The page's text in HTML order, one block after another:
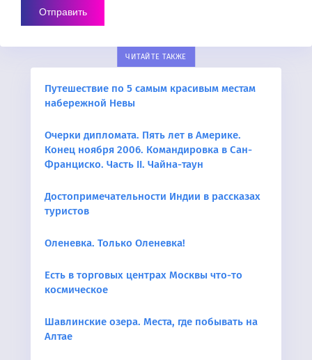
ЧИТАЙТЕ ТАКЖЕ
Путешествие по 5 самым красивым местам
набережной Невы
Очерки дипломата. Пять лет в Америке.
Конец ноября 2006. Командировка в Сан-
Франциско. Часть II. Чайна-таун
Достопримечательности Индии в рассказах
туристов
Оленевка. Только Оленевка!
Есть в торговых центрах Москвы что-то
космическое
Шавлинские озера. Места, где побывать на
Алтае